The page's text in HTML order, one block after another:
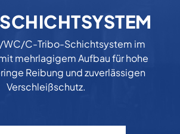
WC/C-Tribo-Schichtsystem im
mehrlagigem Aufbau für hohe
Reibung und zuverlässigen
Verschleißschutz.